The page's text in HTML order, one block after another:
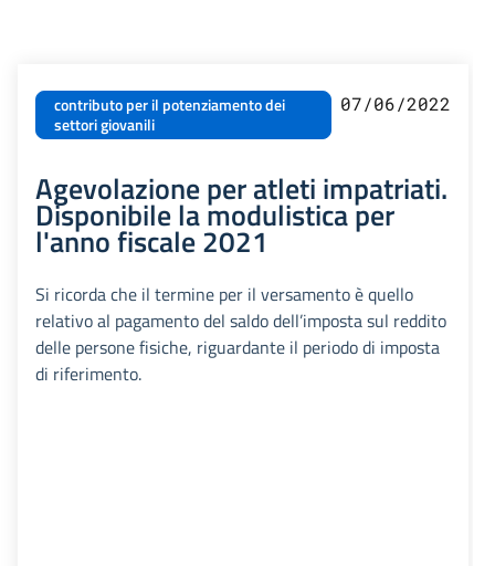
contributo per il potenziamento dei
settori giovanili
07/06/2022
Agevolazione per atleti impatriati.
Disponibile la modulistica per
l'anno fiscale 2021
Si ricorda che il termine per il versamento è quello
relativo al pagamento del saldo dell’imposta sul reddito
delle persone fisiche, riguardante il periodo di imposta
di riferimento.